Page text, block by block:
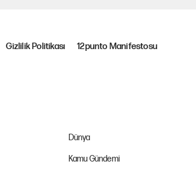
Gizlilik Politikası 12punto Manifestosu
Dünya
Kamu Gündemi